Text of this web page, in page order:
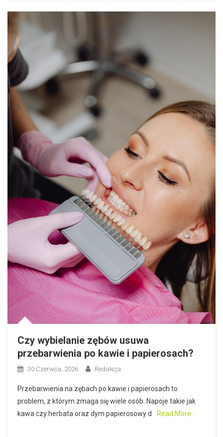
Czy wybielanie zębów usuwa
przebarwienia po kawie i papierosach?
30 Czerwca, 2026 Redakcja
Przebarwienia na zębach po kawie i papierosach to
problem, z którym zmaga się wiele osób. Napoje takie jak
kawa czy herbata oraz dym papierosowy d
Read More…